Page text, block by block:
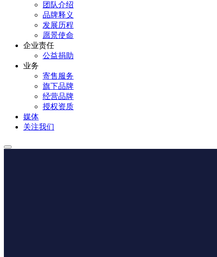
团队介绍
品牌释义
发展历程
愿景使命
企业责任
公益捐助
业务
寄售服务
旗下品牌
经营品牌
授权资质
媒体
关注我们